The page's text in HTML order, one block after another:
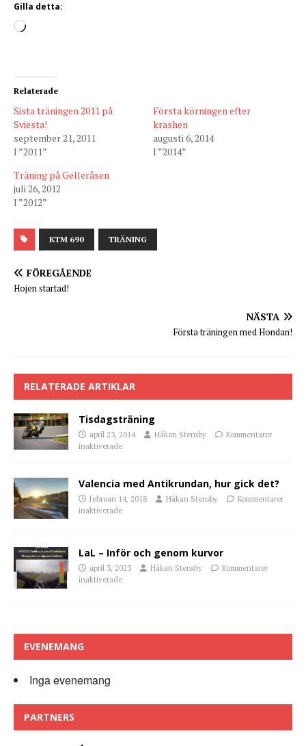
Gilla detta:
Relaterade
Sista träningen 2011 på
Sviesta!
september 21, 2011
I ”2011”
Första körningen efter
krashen
augusti 6, 2014
I ”2014”
Träning på Gelleråsen
juli 26, 2012
I ”2012”
KTM 690 TRÄNING
FÖREGÅENDE
Hojen startad!
NÄSTA
Första träningen med Hondan!
RELATERADE ARTIKLAR
Tisdagsträning
april 23, 2014 Håkan Stensby
Kommentarer
inaktiverade
Valencia med Antikrundan, hur gick det?
februari 14, 2018 Håkan Stensby
Kommentarer
inaktiverade
LaL – Inför och genom kurvor
april 3, 2023 Håkan Stensby
Kommentarer
inaktiverade
EVENEMANG
Inga evenemang
PARTNERS